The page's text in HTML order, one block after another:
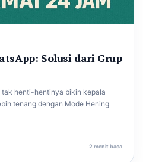
Solusi dari Grup
henti-hentinya bikin kepala
tenang dengan Mode Hening
2 menit baca